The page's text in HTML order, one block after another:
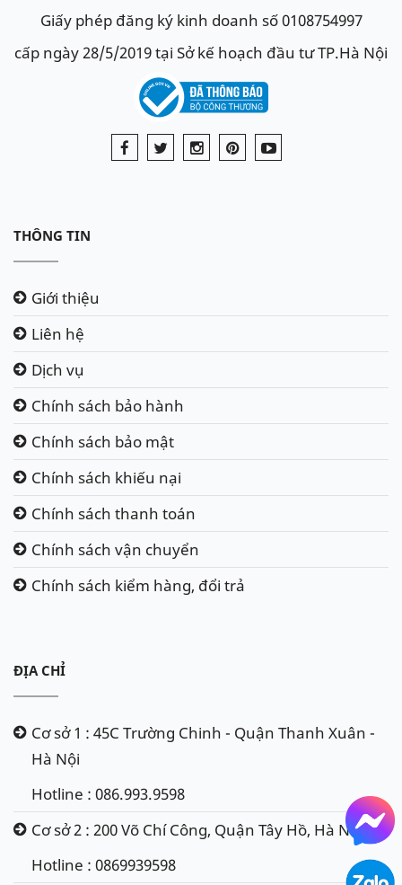
Giấy phép đăng ký kinh doanh số 0108754997
cấp ngày 28/5/2019 tại Sở kế hoạch đầu tư TP.Hà Nội
THÔNG TIN
Giới thiệu
Liên hệ
Dịch vụ
Chính sách bảo hành
Chính sách bảo mật
Chính sách khiếu nại
Chính sách thanh toán
Chính sách vận chuyển
Chính sách kiểm hàng, đổi trả
ĐỊA CHỈ
Cơ sở 1 : 45C Trường Chinh - Quận Thanh Xuân -
Hà Nội
Hotline : 086.993.9598
Cơ sở 2 : 200 Võ Chí Công, Quận Tây Hồ, Hà Nội
Hotline : 0869939598